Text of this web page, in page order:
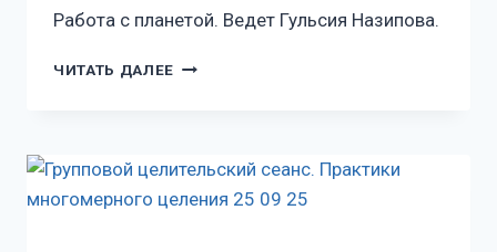
Работа с планетой. Ведет Гульсия Назипова.
ЧИТАТЬ ДАЛЕЕ